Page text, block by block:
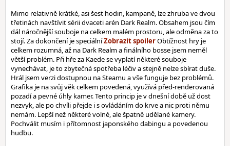
Mimo relativně krátké, asi šest hodin, kampaně, lze zhruba ve dvou
třetinách navštívit sérii dvaceti arén Dark Realm. Obsahem jsou čím
dál náročnější souboje na celkem malém prostoru, ale odměna za to
stojí. Za dokončení je speciální
Obtížnost hry je
celkem rozumná, až na Dark Realm a finálního bosse jsem neměl
větší problém. Při hře za Kaede se vyplatí některé souboje
vynechávat, je to zbytečná spotřeba léčiv a stejně nelze sbírat duše.
Hrál jsem verzi dostupnou na Steamu a vše funguje bez problémů.
Grafika je na svůj věk celkem povedená, využívá před-renderovaná
pozadí a pevné úhly kamer. Tento princip je v dnešní době už dost
nezvyk, ale po chvíli přejde i s ovládáním do krve a nic proti němu
nemám. Lepší než některé volné, ale špatně udělané kamery.
Pochválit musím i přítomnost japonského dabingu a povedenou
hudbu.